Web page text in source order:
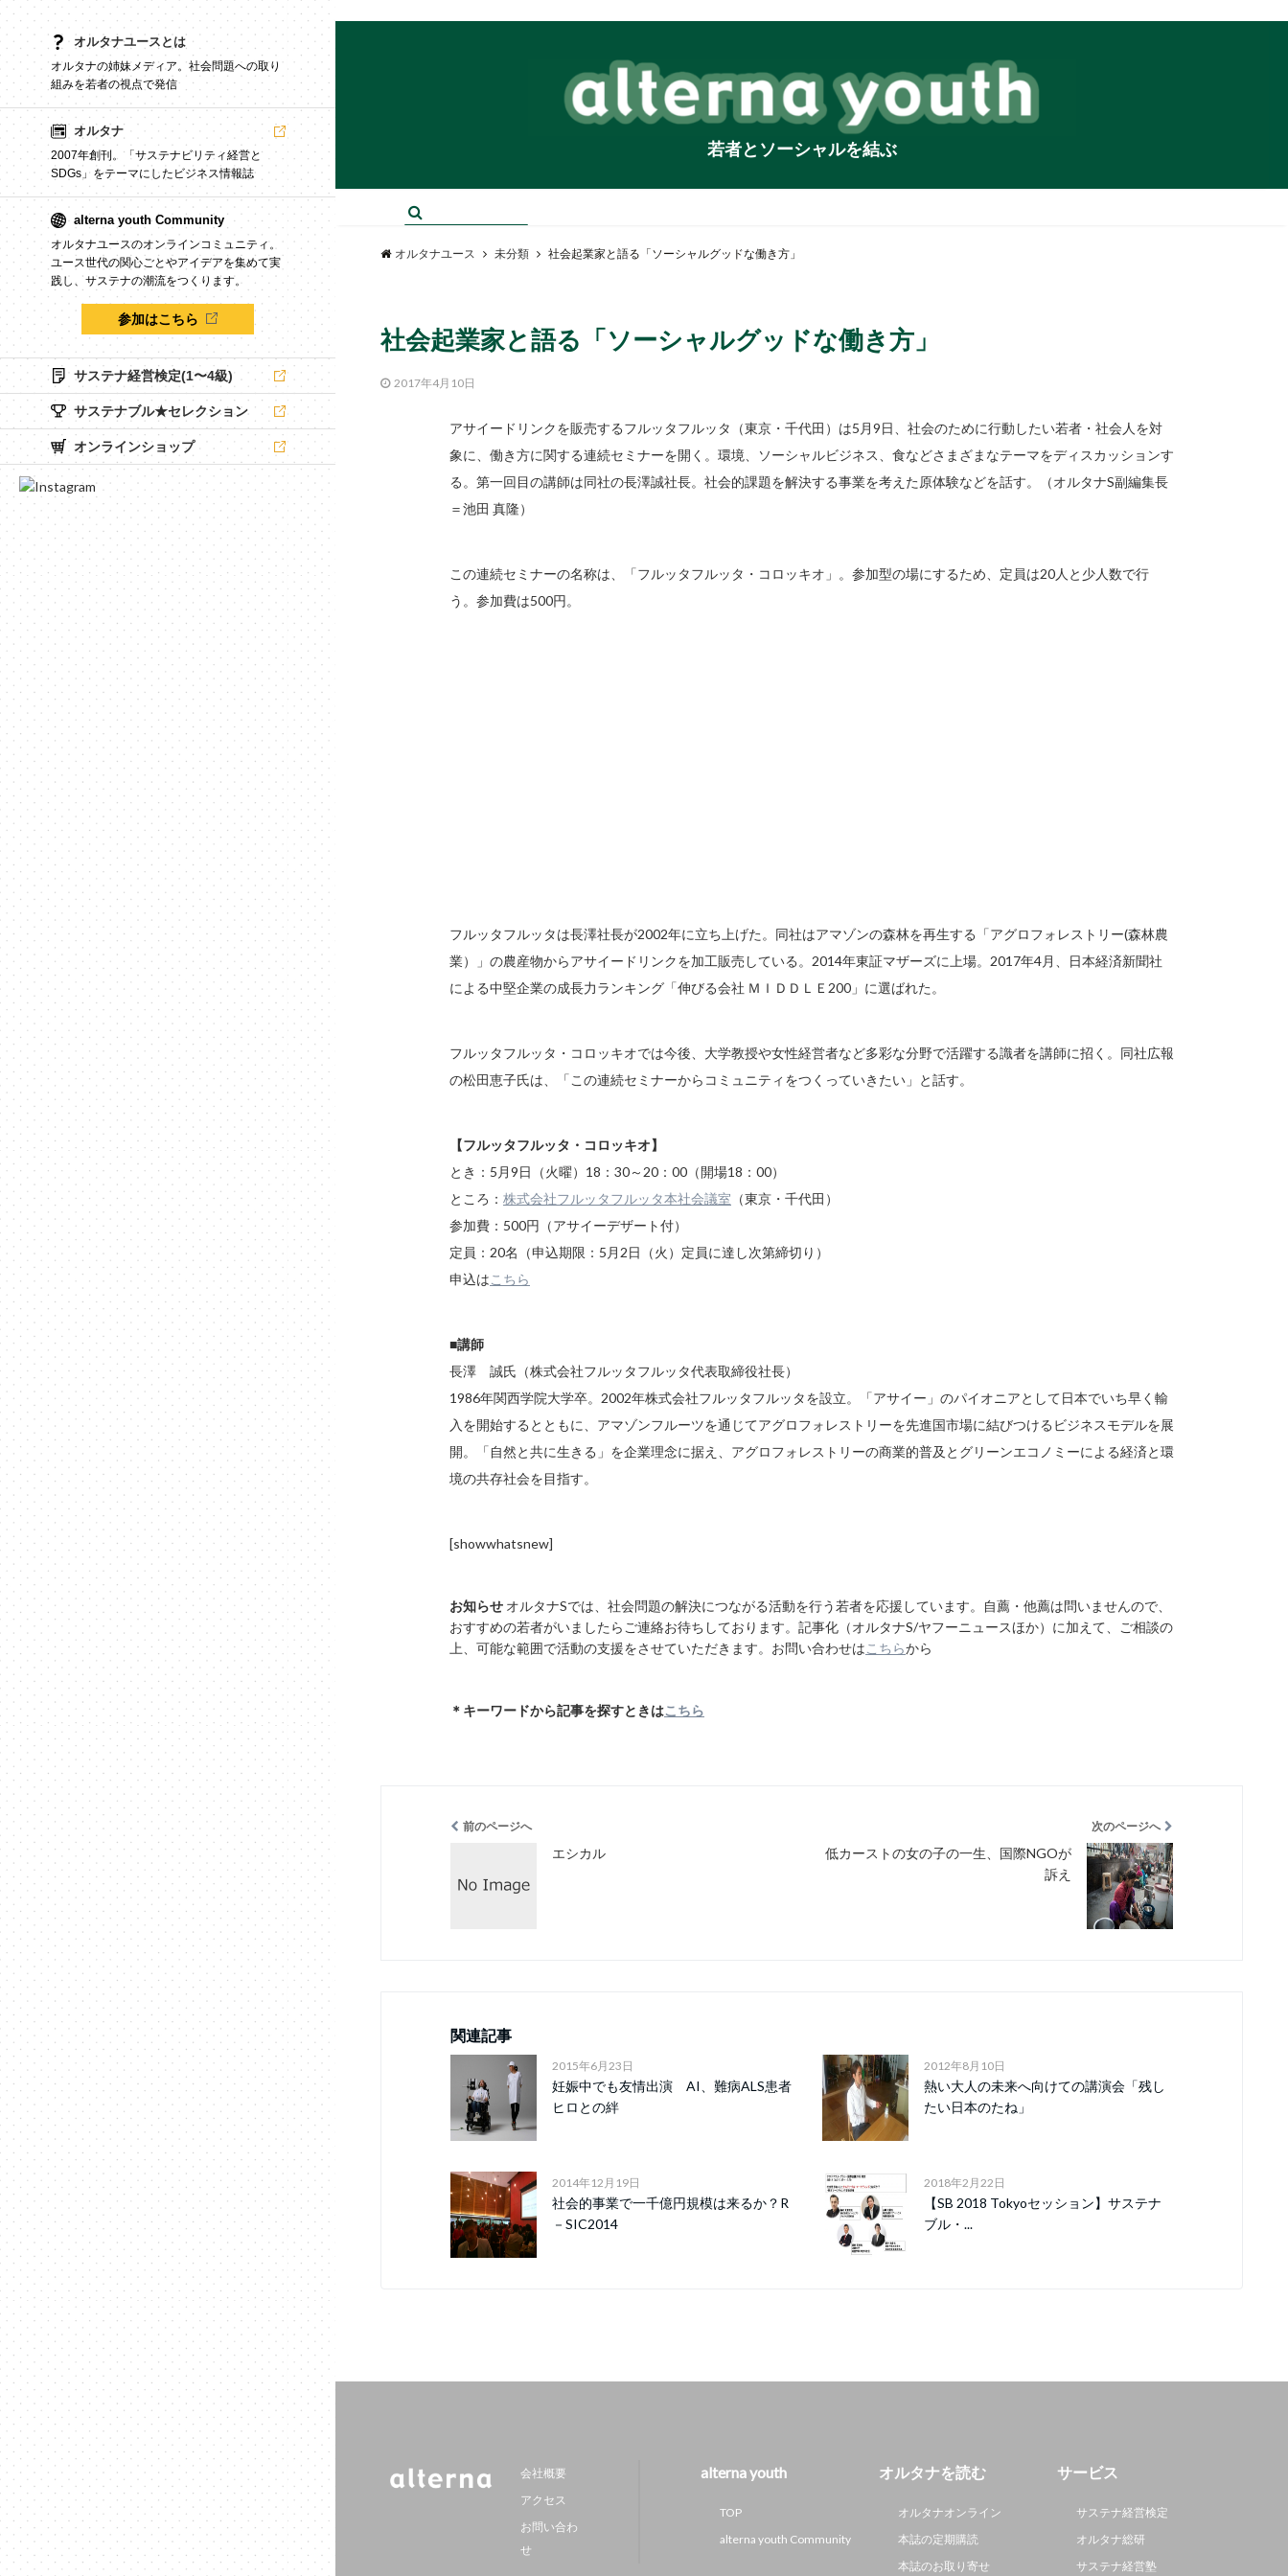
オルタナユースとは
オルタナの姉妹メディア。社会問題への取り
組みを若者の視点で発信
オルタナ
2007年創刊。「サステナビリティ経営と
SDGs」をテーマにしたビジネス情報誌
alterna youth Community
オルタナユースのオンラインコミュニティ。
ユース世代の関心ごとやアイデアを集めて実
践し、サステナの潮流をつくります。
参加はこちら
サステナ経営検定(1〜4級)
サステナブル★セレクション
オンラインショップ
若者とソーシャルを結ぶ
オルタナユース 未分類 社会起業家と語る「ソーシャルグッドな働き方」
社会起業家と語る「ソーシャルグッドな働き方」
2017年4月10日
アサイードリンクを販売するフルッタフルッタ（東京・千代田）は5月9日、社会のために行動したい若者・社会人を対
象に、働き方に関する連続セミナーを開く。環境、ソーシャルビジネス、食などさまざまなテーマをディスカッションす
る。第一回目の講師は同社の長澤誠社長。社会的課題を解決する事業を考えた原体験などを話す。（オルタナS副編集長
＝池田 真隆）
この連続セミナーの名称は、「フルッタフルッタ・コロッキオ」。参加型の場にするため、定員は20人と少人数で行
う。参加費は500円。
フルッタフルッタは長澤社長が2002年に立ち上げた。同社はアマゾンの森林を再生する「アグロフォレストリー(森林農
業）」の農産物からアサイードリンクを加工販売している。2014年東証マザーズに上場。2017年4月、日本経済新聞社
による中堅企業の成長力ランキング「伸びる会社 ＭＩＤＤＬＥ200」に選ばれた。
フルッタフルッタ・コロッキオでは今後、大学教授や女性経営者など多彩な分野で活躍する識者を講師に招く。同社広報
の松田恵子氏は、「この連続セミナーからコミュニティをつくっていきたい」と話す。
【フルッタフルッタ・コロッキオ】
とき：5月9日（火曜）18：30～20：00（開場18：00）
ところ： 株式会社フルッタフルッタ本社会議室 （東京・千代田）
参加費：500円（アサイーデザート付）
定員：20名（申込期限：5月2日（火）定員に達し次第締切り）
申込はこちら
■講師
長澤 誠氏（株式会社フルッタフルッタ代表取締役社長）
1986年関西学院大学卒。2002年株式会社フルッタフルッタを設立。「アサイー」のパイオニアとして日本でいち早く輸
入を開始するとともに、アマゾンフルーツを通じてアグロフォレストリーを先進国市場に結びつけるビジネスモデルを展
開。「自然と共に生きる」を企業理念に据え、アグロフォレストリーの商業的普及とグリーンエコノミーによる経済と環
境の共存社会を目指す。
[showwhatsnew]
お知らせ オルタナSでは、社会問題の解決につながる活動を行う若者を応援しています。自薦・他薦は問いませんので、
おすすめの若者がいましたらご連絡お待ちしております。記事化（オルタナS/ヤフーニュースほか）に加えて、ご相談の
上、可能な範囲で活動の支援をさせていただきます。お問い合わせはこちらから
＊キーワードから記事を探すときはこちら
前のページへ
エシカル
次のページへ
低カーストの女の子の一生、国際NGOが
訴え
関連記事
2015年6月23日
妊娠中でも友情出演 AI、難病ALS患者
ヒロとの絆
2012年8月10日
熱い大人の未来へ向けての講演会「残し
たい日本のたね」
2014年12月19日
社会的事業で一千億円規模は来るか？R
－SIC2014
2018年2月22日
【SB 2018 Tokyoセッション】サステナ
ブル・...
会社概要
アクセス
お問い合わ
せ
alterna youth
TOP
alterna youth Community
オルタナを読む
オルタナオンライン
本誌の定期購読
本誌のお取り寄せ
サービス
サステナ経営検定
オルタナ総研
サステナ経営塾